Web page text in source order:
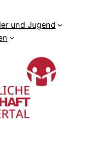
und Jugend